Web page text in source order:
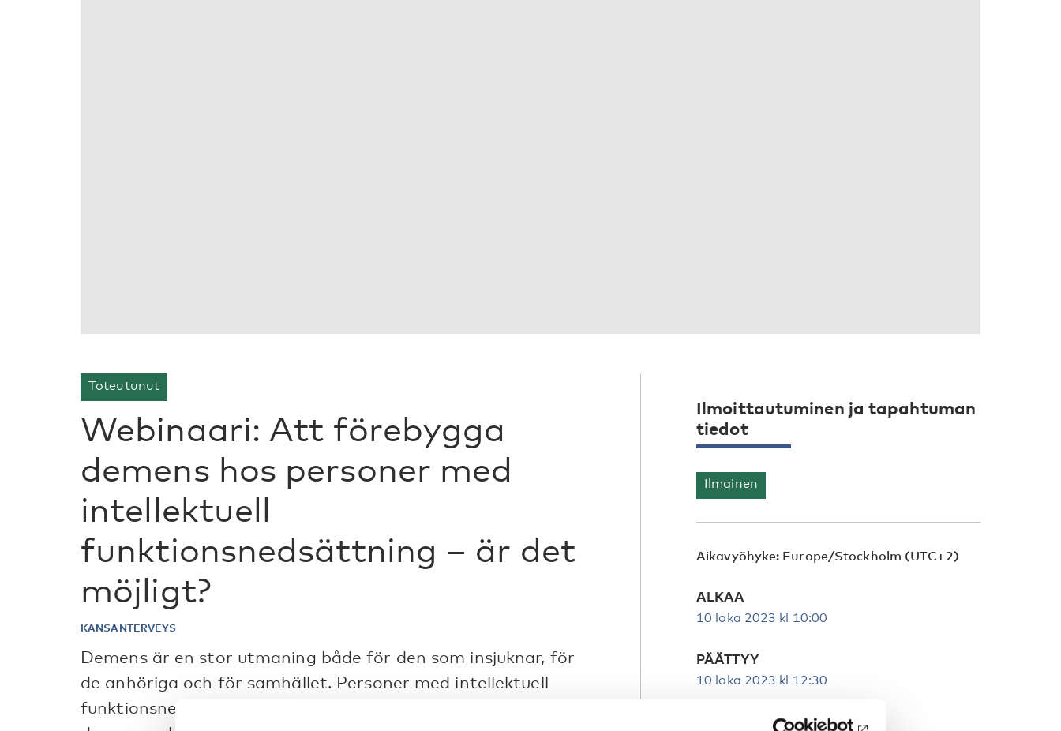
Toteutunut
Webinaari: Att förebygga
demens hos personer med
intellektuell
funktionsnedsättning – är det
möjligt?
KANSANTERVEYS
Demens är en stor utmaning både för den som insjuknar, för
de anhöriga och för samhället. Personer med intellektuell
funktionsnedsättning har en förhöjd risk att drabbas av
Ilmoittautuminen ja tapahtuman
tiedot
Ilmainen
Aikavyöhyke: Europe/Stockholm (UTC+2)
ALKAA
10 loka 2023 kl 10:00
PÄÄTTYY
10 loka 2023 kl 12:30
ILMOITUKSEEN